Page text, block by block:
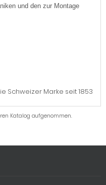
und den zur Montage
Schweizer Marke seit 1853
Katalog aufgenommen.